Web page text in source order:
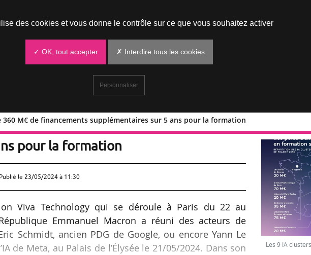
360 M€ de financements supplémentaires sur 5 ans pour la formation
de 360 M€ de financements
pour la formation
le 23/05/2024 à 11:30
Viva Technology qui se déroule à Paris du 22 au
Emmanuel Macron a réuni des acteurs de
Schmidt, ancien PDG de Google, ou encore Yann Le
de Meta, au Palais de l’Élysée le 21/05/2024. Dans son
Les 9 IA
des cookies et vous donne le contrôle sur ce que vous souhaitez activer
✓ OK, tout accepter ✗ Interdire tous les cookies
Personnaliser